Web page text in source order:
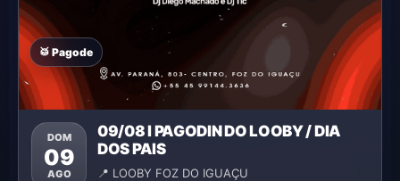
🥁 Pagode
DOM
09
AGO
09/08 I PAGODIN DO LOOBY / DIA
DOS PAIS
📍 LOOBY FOZ DO IGUAÇU